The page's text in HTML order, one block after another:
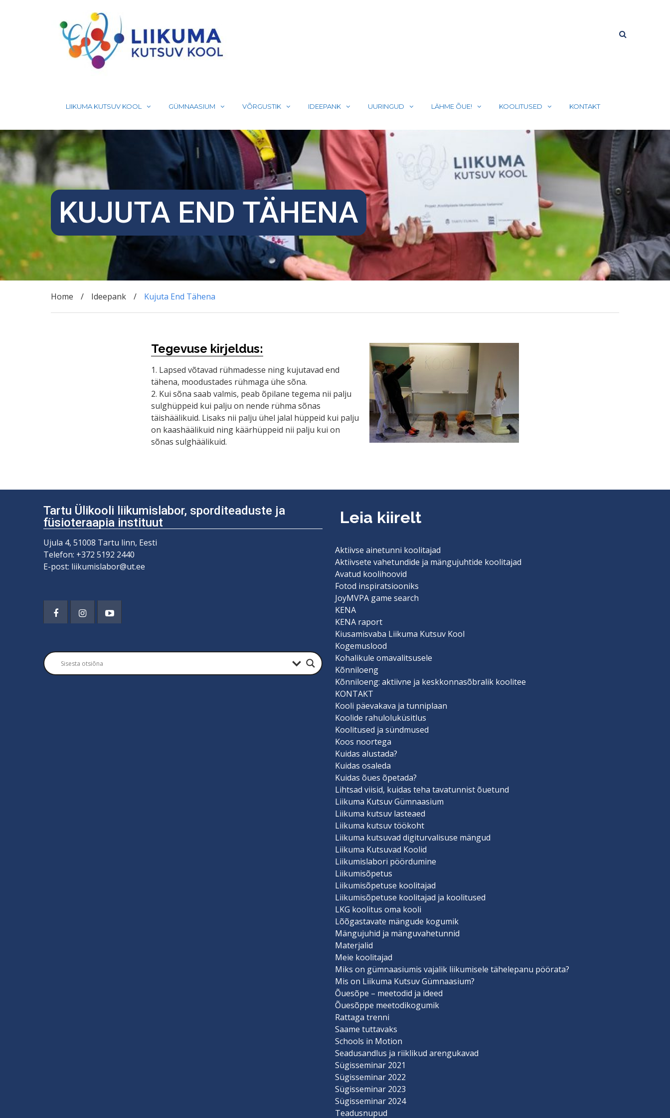
LIIKUMA KUTSUV KOOL GÜMNAASIUM VÕRGUSTIK IDEEPANK UURINGUD LÄHME ÕUE! KOOLITUSED KONTAKT
KUJUTA END TÄHENA
Home Ideepank Kujuta End Tähena
Tegevuse kirjeldus:
1. Lapsed võtavad rühmadesse ning kujutavad end
tähena, moodustades rühmaga ühe sõna.
2. Kui sõna saab valmis, peab õpilane tegema nii palju
sulghüppeid kui palju on nende rühma sõnas
täishäälikuid. Lisaks nii palju ühel jalal hüppeid kui palju
on kaashäälikuid ning käärhüppeid nii palju kui on
sõnas sulghäälikuid.
Tartu Ülikooli liikumislabor, sporditeaduste ja
füsioteraapia instituut
Ujula 4, 51008 Tartu linn, Eesti
Telefon: +372 5192 2440
E-post: liikumislabor@ut.ee
Leia kiirelt
Aktiivse ainetunni koolitajad
Aktiivsete vahetundide ja mängujuhtide koolitajad
Avatud koolihoovid
Fotod inspiratsiooniks
JoyMVPA game search
KENA
KENA raport
Kiusamisvaba Liikuma Kutsuv Kool
Kogemuslood
Kohalikule omavalitsusele
Kõnniloeng
Kõnniloeng: aktiivne ja keskkonnasõbralik koolitee
KONTAKT
Kooli päevakava ja tunniplaan
Koolide rahuloluküsitlus
Koolitused ja sündmused
Koos noortega
Kuidas alustada?
Kuidas osaleda
Kuidas õues õpetada?
Lihtsad viisid, kuidas teha tavatunnist õuetund
Liikuma Kutsuv Gümnaasium
Liikuma kutsuv lasteaed
Liikuma kutsuv töökoht
Liikuma kutsuvad digiturvalisuse mängud
Liikuma Kutsuvad Koolid
Liikumislabori pöördumine
Liikumisõpetus
Liikumisõpetuse koolitajad
Liikumisõpetuse koolitajad ja koolitused
LKG koolitus oma kooli
Lõõgastavate mängude kogumik
Mängujuhid ja mänguvahetunnid
Materjalid
Meie koolitajad
Miks on gümnaasiumis vajalik liikumisele tähelepanu pöörata?
Mis on Liikuma Kutsuv Gümnaasium?
Õuesõpe – meetodid ja ideed
Õuesõppe meetodikogumik
Rattaga trenni
Saame tuttavaks
Schools in Motion
Seadusandlus ja riiklikud arengukavad
Sügisseminar 2021
Sügisseminar 2022
Sügisseminar 2023
Sügisseminar 2024
Teadusnupud